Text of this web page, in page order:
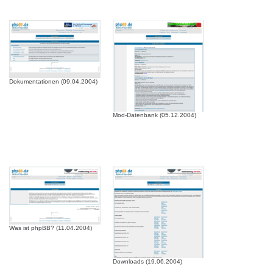
Dokumentationen (09.04.2004)
Mod-Datenbank (05.12.2004)
Was ist phpBB? (11.04.2004)
Downloads (19.06.2004)